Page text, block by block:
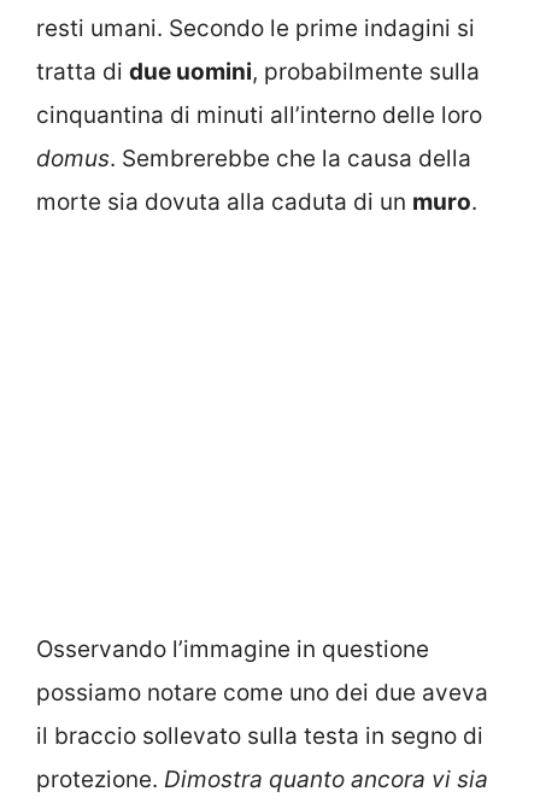
resti umani. Secondo le prime indagini si
tratta di due uomini, probabilmente sulla
cinquantina di minuti all’interno delle loro
domus. Sembrerebbe che la causa della
morte sia dovuta alla caduta di un muro.
Osservando l’immagine in questione
possiamo notare come uno dei due aveva
il braccio sollevato sulla testa in segno di
protezione. Dimostra quanto ancora vi sia